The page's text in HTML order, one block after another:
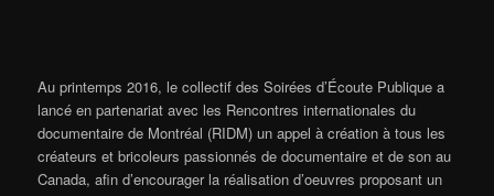
Au printemps 2016, le collectif des Soirées d’Écoute Publique a
lancé en partenariat avec les Rencontres internationales du
documentaire de Montréal (RIDM) un appel à création à tous les
créateurs et bricoleurs passionnés de documentaire et de son au
Canada, afin d’encourager la réalisation d’oeuvres proposant un